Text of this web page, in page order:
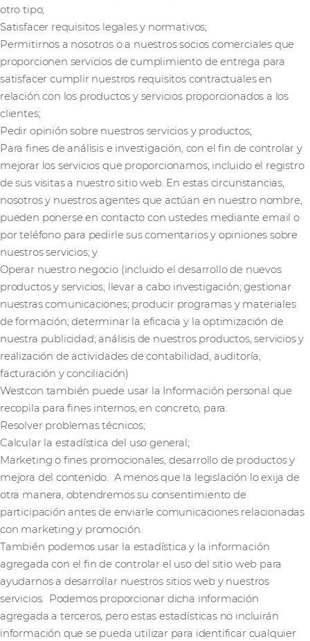
otro tipo;
Satisfacer requisitos legales y normativos;
Permitirnos a nosotros o a nuestros socios comerciales que
proporcionen servicios de cumplimiento de entrega para
satisfacer cumplir nuestros requisitos contractuales en
relación con los productos y servicios proporcionados a los
clientes;
Pedir opinión sobre nuestros servicios y productos;
Para fines de análisis e investigación, con el fin de controlar y
mejorar los servicios que proporcionamos, incluido el registro
de sus visitas a nuestro sitio web. En estas circunstancias,
nosotros y nuestros agentes que actúan en nuestro nombre,
pueden ponerse en contacto con ustedes mediante email o
por teléfono para pedirle sus comentarios y opiniones sobre
nuestros servicios; y
Operar nuestro negocio (incluido el desarrollo de nuevos
productos y servicios; llevar a cabo investigación; gestionar
nuestras comunicaciones; producir programas y materiales
de formación; determinar la eficacia y la optimización de
nuestra publicidad; análisis de nuestros productos, servicios y
realización de actividades de contabilidad, auditoría,
facturación y conciliación)
Westcon también puede usar la Información personal que
recopila para fines internos, en concreto, para:
Resolver problemas técnicos;
Calcular la estadística del uso general;
Marketing o fines promocionales, desarrollo de productos y
mejora del contenido. A menos que la legislación lo exija de
otra manera, obtendremos su consentimiento de
participación antes de enviarle comunicaciones relacionadas
con marketing y promoción.
También podemos usar la estadística y la información
agregada con el fin de controlar el uso del sitio web para
ayudarnos a desarrollar nuestros sitios web y nuestros
servicios. Podemos proporcionar dicha información
agregada a terceros, pero estas estadísticas no incluirán
información que se pueda utilizar para identificar cualquier